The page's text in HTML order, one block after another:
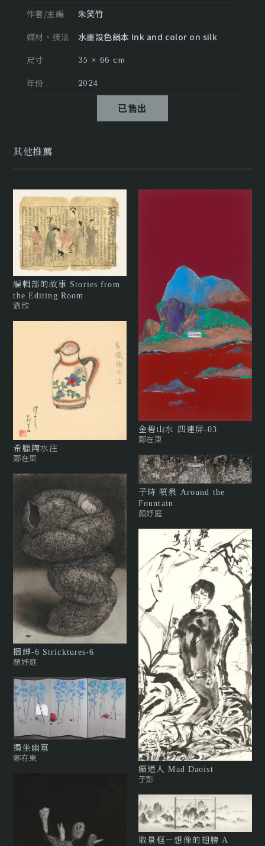
作者/主編
朱笑竹
媒材、技法
水墨設色絹本 Ink and color on silk
尺寸
35 × 66 cm
年份 2024
已售出
其他推薦
編輯部的故事 Stories from
the Editing Room
劉欣
希臘陶水注
鄭在東
捆縛-6 Stricktures-6
顏妤庭
獨坐幽篁
鄭在東
金碧山水 四連屏-03
鄭在東
子時 噴泉 Around the
Fountain
顏妤庭
癲道人 Mad Daoist
于彭
取景框－想像的翅膀 A